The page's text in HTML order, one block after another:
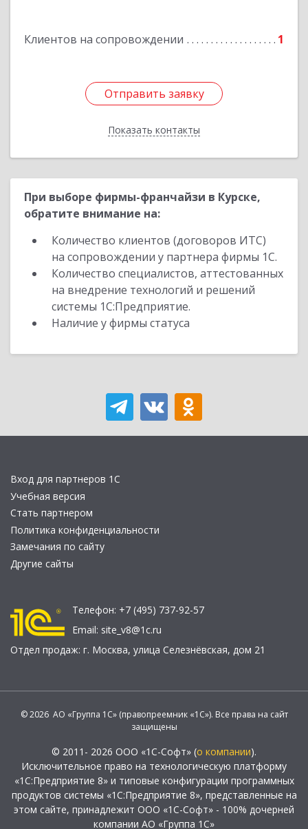
Клиентов на сопровождении 1
Отправить заявку
Показать контакты
Отправить заявку
Назад
При выборе фирмы-франчайзи в Курске,
обратите внимание на:
Количество клиентов (договоров ИТС)
на сопровождении у партнера фирмы 1С.
Количество специалистов, аттестованных
на внедрение технологий и решений
системы 1С:Предприятие.
Наличие у фирмы статуса
Вход для партнеров 1С
Учебная версия
Стать партнером
Политика конфиденциальности
Замечания по сайту
Другие сайты
Телефон: +7 (495) 737-92-57
Email: site_v8@1c.ru
Отдел продаж: г. Москва, улица Селезнёвская, дом 21
© 2026 АО «Группа 1С» (правопреемник «1С»). Все права на сайт
защищены
© 2011- 2026 ООО «1С-Софт» (о компании).
Исключительное право на технологическую платформу
«1С:Предприятие 8» и типовые конфигурации программных
продуктов системы «1С:Предприятие 8», представленные на
этом сайте, принадлежит ООО «1С-Софт» - 100% дочерней
компании АО «Группа 1С»